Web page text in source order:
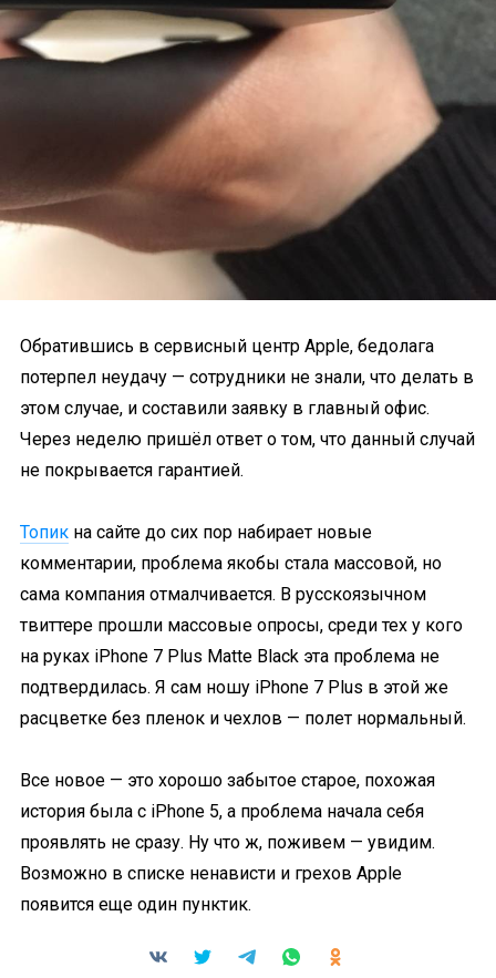
Обратившись в сервисный центр Apple, бедолага
потерпел неудачу — сотрудники не знали, что делать в
этом случае, и составили заявку в главный офис.
Через неделю пришёл ответ о том, что данный случай
не покрывается гарантией.
Топик на сайте до сих пор набирает новые
комментарии, проблема якобы стала массовой, но
сама компания отмалчивается. В русскоязычном
твиттере прошли массовые опросы, среди тех у кого
на руках iPhone 7 Plus Matte Black эта проблема не
подтвердилась. Я сам ношу iPhone 7 Plus в этой же
расцветке без пленок и чехлов — полет нормальный.
Все новое — это хорошо забытое старое, похожая
история была с iPhone 5, а проблема начала себя
проявлять не сразу. Ну что ж, поживем — увидим.
Возможно в списке ненависти и грехов Apple
появится еще один пунктик.